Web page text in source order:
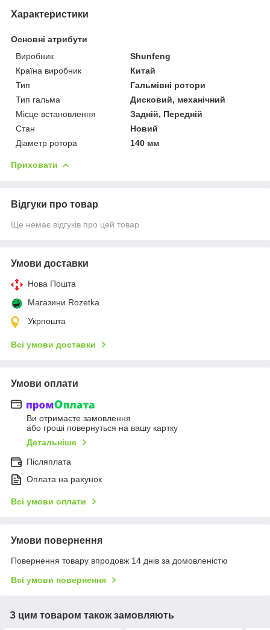
Характеристики
Основні атрибути
Виробник
Shunfeng
Країна виробник
Китай
Тип
Гальмівні ротори
Тип гальма
Дисковий, механічний
Місце встановлення
Задній, Передній
Стан
Новий
Діаметр ротора
140 мм
Приховати
Відгуки про товар
Ще немає відгуків про цей товар
Умови доставки
Нова Пошта
Магазини Rozetka
Укрпошта
Всі умови доставки
Умови оплати
Ви отримаєте замовлення
або гроші повернуться на вашу картку
Детальніше
Післяплата
Оплата на рахунок
Всі умови оплати
Умови повернення
Повернення товару впродовж 14 днів за домовленістю
Всі умови повернення
З цим товаром також замовляють